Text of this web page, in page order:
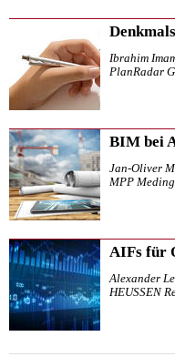
Ibrahim
PlanRadar
BIM bei
Jan-Oliver
MPP
AIFs für
Alexander
HEUSSEN